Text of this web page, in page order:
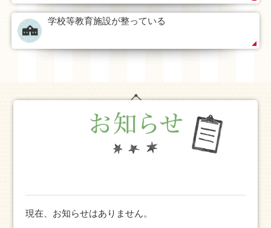
学校等教育施設が整っている
現在、お知らせはありません。